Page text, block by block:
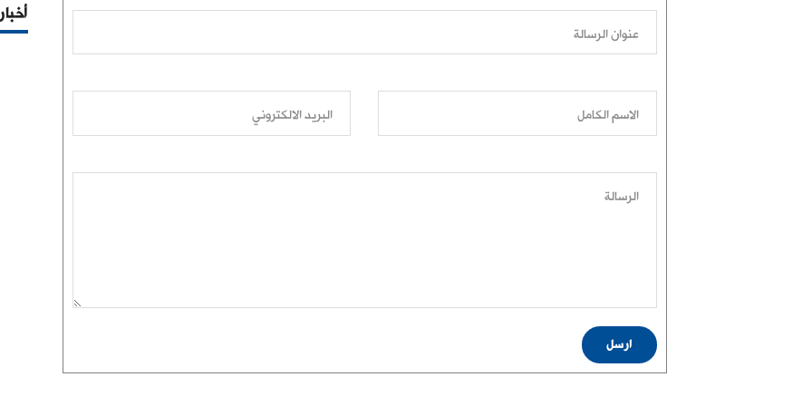
عنوان الرسالة
الاسم الكامل البريد الالكتروني
الرسالة
ارسل